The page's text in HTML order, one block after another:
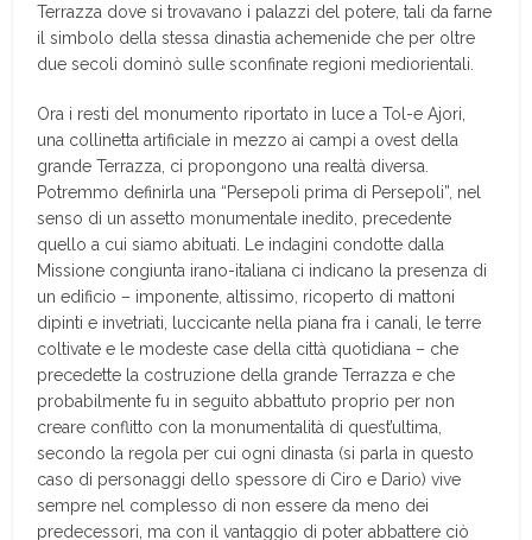
Terrazza dove si trovavano i palazzi del potere, tali da farne
il simbolo della stessa dinastia achemenide che per oltre
due secoli dominò sulle sconfinate regioni mediorientali.
Ora i resti del monumento riportato in luce a Tol-e Ajori,
una collinetta artificiale in mezzo ai campi a ovest della
grande Terrazza, ci propongono una realtà diversa.
Potremmo definirla una “Persepoli prima di Persepoli”, nel
senso di un assetto monumentale inedito, precedente
quello a cui siamo abituati. Le indagini condotte dalla
Missione congiunta irano-italiana ci indicano la presenza di
un edificio – imponente, altissimo, ricoperto di mattoni
dipinti e invetriati, luccicante nella piana fra i canali, le terre
coltivate e le modeste case della città quotidiana – che
precedette la costruzione della grande Terrazza e che
probabilmente fu in seguito abbattuto proprio per non
creare conflitto con la monumentalità di quest’ultima,
secondo la regola per cui ogni dinasta (si parla in questo
caso di personaggi dello spessore di Ciro e Dario) vive
sempre nel complesso di non essere da meno dei
predecessori, ma con il vantaggio di poter abbattere ciò